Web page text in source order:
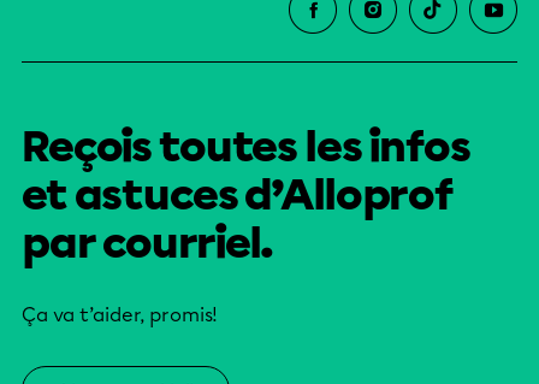
Reçois toutes les infos
et astuces d’Alloprof
par courriel.
Ça va t’aider, promis!